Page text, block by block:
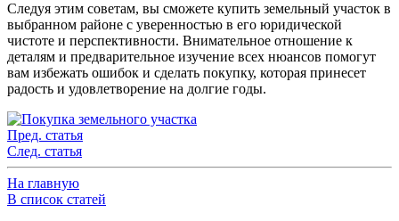
Следуя этим советам, вы сможете купить земельный участок в
выбранном районе с уверенностью в его юридической
чистоте и перспективности. Внимательное отношение к
деталям и предварительное изучение всех нюансов помогут
вам избежать ошибок и сделать покупку, которая принесет
радость и удовлетворение на долгие годы.
Пред. статья
След. статья
На главную
В список статей